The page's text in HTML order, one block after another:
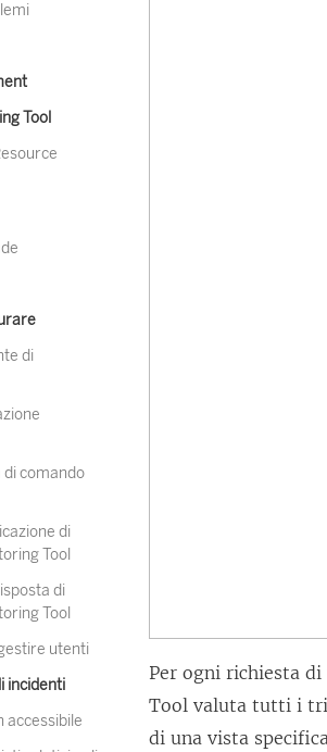
Tool
di
di comando
di
Tool
di
Tool
utenti
incidenti
accessibile
Per ogni richiesta
Tool valuta tutti i
di una vista